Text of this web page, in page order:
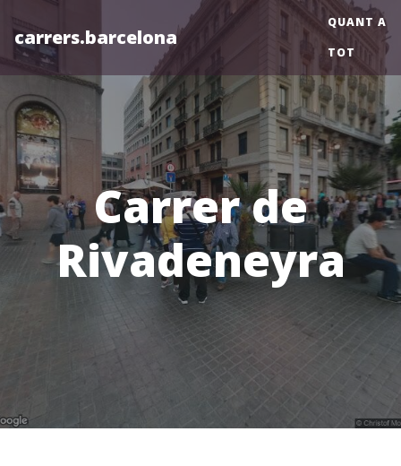
carrers.barcelona
QUANT A
TOT
Carrer de
Rivadeneyra